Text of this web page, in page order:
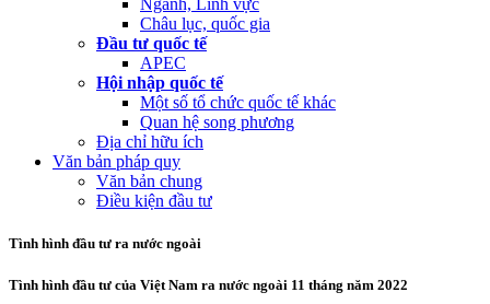
Ngành, Lĩnh vực
Châu lục, quốc gia
Đầu tư quốc tế
APEC
Hội nhập quốc tế
Một số tổ chức quốc tế khác
Quan hệ song phương
Địa chỉ hữu ích
Văn bản pháp quy
Văn bản chung
Điều kiện đầu tư
Tình hình đầu tư ra nước ngoài
Tình hình đầu tư của Việt Nam ra nước ngoài 11 tháng năm 2022